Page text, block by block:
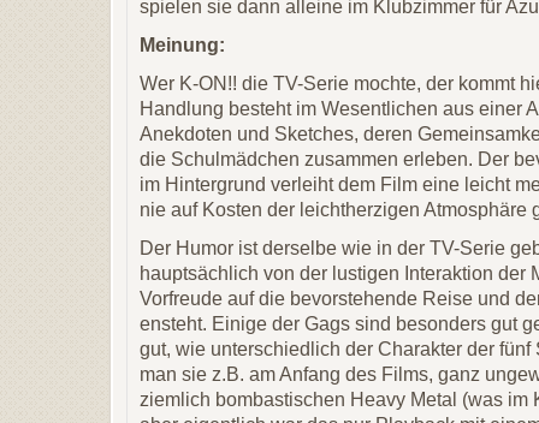
spielen sie dann alleine im Klubzimmer für
Meinung:
Wer K-ON!! die TV-Serie mochte, der kommt
Handlung besteht im Wesentlichen aus einer
Anekdoten und Sketches, deren
die Schulmädchen zusammen erleben. Der
im Hintergrund verleiht dem Film eine leicht
nie auf Kosten der leichtherzigen Atmosphäre
Der Humor ist derselbe wie in der TV-Serie
hauptsächlich von der lustigen Interaktion der
Vorfreude auf die bevorstehende Reise und
ensteht. Einige der Gags sind besonders gut
gut, wie unterschiedlich der Charakter der
man sie z.B. am Anfang des Films, ganz
ziemlich bombastischen Heavy Metal (was im